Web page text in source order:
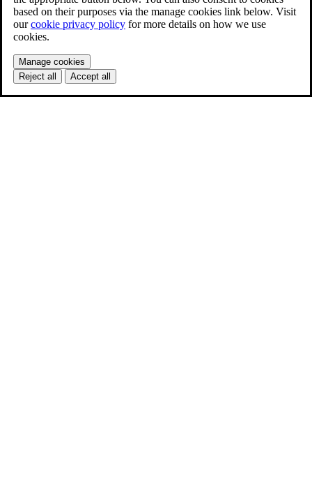
based on their purposes via the manage cookies link below. Visit
ourcookie privacy policy for more details on how we use
cookies.
Manage cookies
Reject all
Accept all